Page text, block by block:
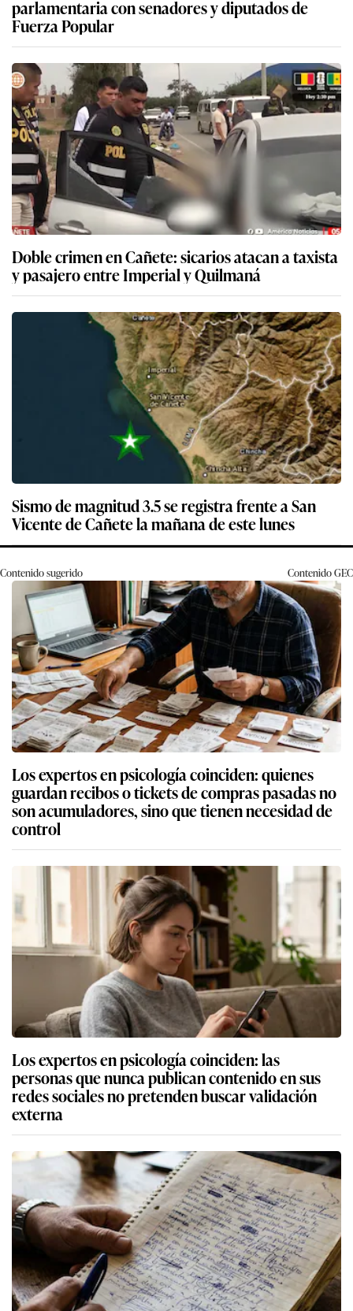
parlamentaria con senadores y diputados de
Fuerza Popular
Doble crimen en Cañete: sicarios atacan a taxista
y pasajero entre Imperial y Quilmaná
Sismo de magnitud 3.5 se registra frente a San
Vicente de Cañete la mañana de este lunes
Contenido sugerido ContenidoGEC
Los expertos en psicología coinciden: quienes
guardan recibos o tickets de compras pasadas no
son acumuladores, sino que tienen necesidad de
control
Los expertos en psicología coinciden: las
personas que nunca publican contenido en sus
redes sociales no pretenden buscar validación
externa